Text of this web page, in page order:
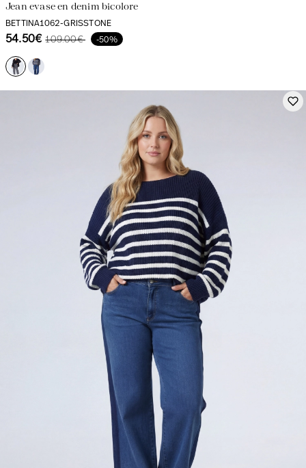
Jean evase en denim bicolore
BETTINA1062-GRISSTONE
54.50€ 109.00€ -50%